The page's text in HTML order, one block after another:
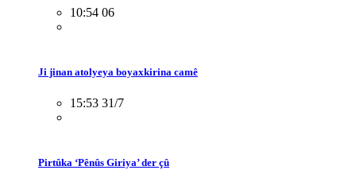
10:54 06
Ji jinan atolyeya boyaxkirina camê
15:53 31/7
Pirtûka ‘Pênûs Giriya’ der çû